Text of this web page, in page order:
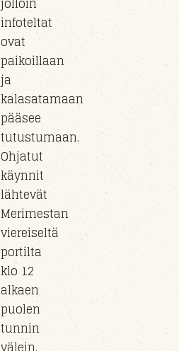
infoteltat
ovat
paikoillaan
ja
kalasatamaan
pääsee
tutustumaan.
Ohjatut
käynnit
lähtevät
Merimestan
viereiseltä
portilta
klo 12
alkaen
puolen
tunnin